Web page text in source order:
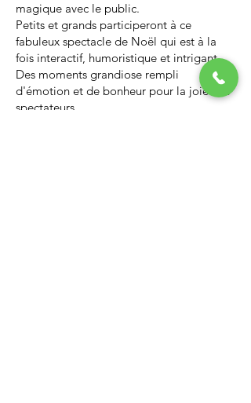
magique avec le public.
Petits et grands participeront à ce
fabuleux spectacle de Noël qui est à la
fois interactif, humoristique et intrigant.
Des moments grandiose rempli
d'émotion et de bonheur pour la joie des
spectateurs.